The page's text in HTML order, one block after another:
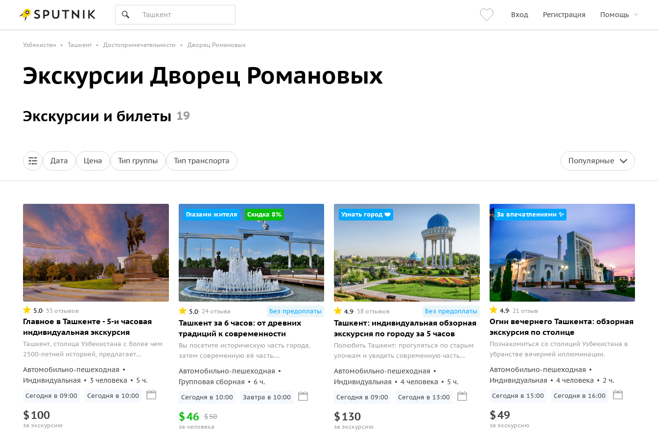
Вход Регистрация Помощь
Узбекистан Ташкент Достопримечательности Дворец Романовых
Экскурсии Дворец Романовых
Экскурсии и билеты 19
Дата Цена Тип группы Тип транспорта Популярные
5.0 55 отзывов
Главное в Ташкенте - 5-и часовая
индивидуальная экскурсия
Ташкент, столица Узбекистана с более чем
2500-летней историей, предлагает
ярких базаров и современных
достопримечательностей, что делает его
идеальным местом для незабываемого
Автомобильно-пешеходная
Индивидуальная
3 человека 5 ч.
Сегодня в 09:00 Сегодня в 10:00
$100
за экскурсию
Глазами жителя Скидка 8%
5.0 24 отзыва Без предоплаты
Ташкент за 6 часов: от древних
традиций к современности
Вы посетите историческую часть города,
затем современную её часть.
одному из древнейших городов Средней
Азии, погружает в его богатую историю и
уникальный дух...
Автомобильно-пешеходная
Групповая сборная
6 ч.
Сегодня в 10:00 Завтра в 10:00
$50
$46
за человека
Узнать город ❤️
4.9 58 отзывов Без предоплаты
Ташкент: индивидуальная обзорная
экскурсия по городу за 5 часов
Полюбить Ташкент: прогуляться по старым
улочкам и увидеть современную часть
Автомобильно-пешеходная
Индивидуальная
4 человека 5 ч.
Сегодня в 09:00 Сегодня в 13:00
$130
за экскурсию
За впечатлениями ✨
4.9 21 отзыв
Огни вечернего Ташкента: обзорная
экскурсия по столице
Познакомиться со столицей Узбекистана в
убранстве вечерней иллюминации.
Автомобильно-пешеходная
Индивидуальная
4 человека 2 ч.
Сегодня в 15:00 Сегодня в 16:00
$49
за экскурсию